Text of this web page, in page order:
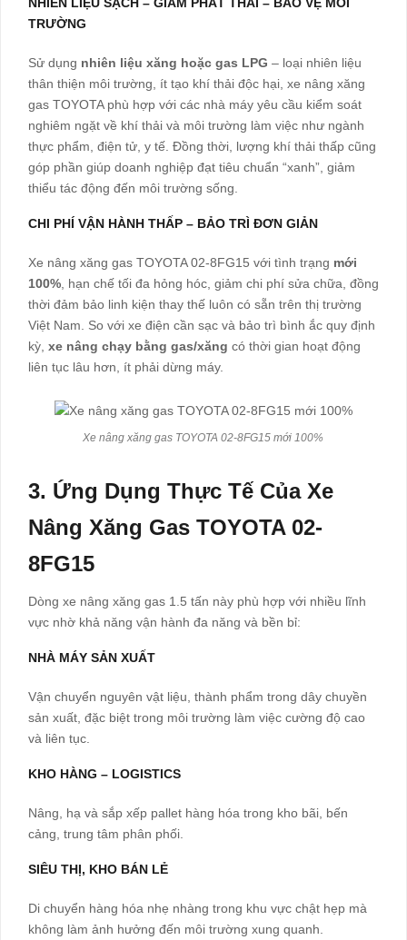
TRƯỜNG
Sử dụng nhiên liệu xăng hoặc gas LPG – loại nhiên liệu
thân thiện môi trường, ít tạo khí thải độc hại, xe nâng xăng
gas TOYOTA phù hợp với các nhà máy yêu cầu kiểm soát
nghiêm ngặt về khí thải và môi trường làm việc như ngành
thực phẩm, điện tử, y tế. Đồng thời, lượng khí thải thấp cũng
góp phần giúp doanh nghiệp đạt tiêu chuẩn “xanh”, giảm
thiểu tác động đến môi trường sống.
CHI PHÍ VẬN HÀNH THẤP – BẢO TRÌ ĐƠN GIẢN
Xe nâng xăng gas TOYOTA 02-8FG15 với tình trạng mới
100% , hạn chế tối đa hỏng hóc, giảm chi phí sửa chữa, đồng
thời đảm bảo linh kiện thay thế luôn có sẵn trên thị trường
Việt Nam. So với xe điện cần sạc và bảo trì bình ắc quy định
kỳ, xe nâng chạy bằng gas/xăng có thời gian hoạt động
liên tục lâu hơn, ít phải dừng máy.
Xe nâng xăng gas TOYOTA 02-8FG15 mới 100%
3. Ứng Dụng Thực Tế Của Xe
Nâng Xăng Gas TOYOTA 02-
8FG15
Dòng xe nâng xăng gas 1.5 tấn này phù hợp với nhiều lĩnh
vực nhờ khả năng vận hành đa năng và bền bỉ:
NHÀ MÁY SẢN XUẤT
Vận chuyển nguyên vật liệu, thành phẩm trong dây chuyền
sản xuất, đặc biệt trong môi trường làm việc cường độ cao
và liên tục.
KHO HÀNG – LOGISTICS
Nâng, hạ và sắp xếp pallet hàng hóa trong kho bãi, bến
cảng, trung tâm phân phối.
SIÊU THỊ, KHO BÁN LẺ
Di chuyển hàng hóa nhẹ nhàng trong khu vực chật hẹp mà
không làm ảnh hưởng đến môi trường xung quanh.